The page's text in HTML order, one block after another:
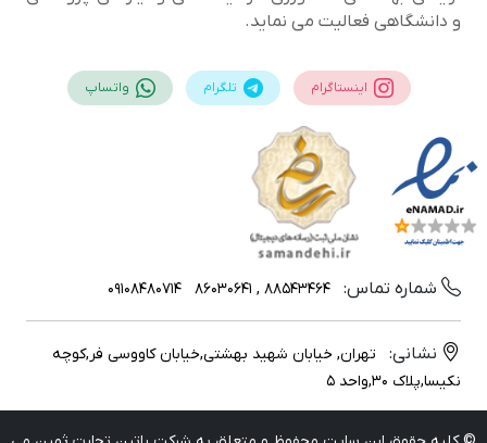
و دانشگاهی فعالیت می نماید.
اینستاگرام تلگرام واتساپ
شماره تماس: 88543464 , 86030641
09108480714
نشانی:
تهران, خیابان شهید بهشتی,خیابان کاووسی فر,کوچه
نکیسا,پلاک 30,واحد 5